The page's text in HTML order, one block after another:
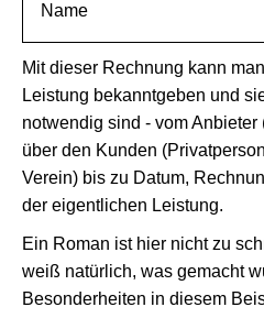
Name
Mit dieser Rechnung kann
Leistung bekanntgeben und
notwendig sind - vom
über den Kunden
Verein) bis zu Datum,
der eigentlichen Leistung.
Ein Roman ist hier nicht zu
weiß natürlich, was gemacht
Besonderheiten in diesem